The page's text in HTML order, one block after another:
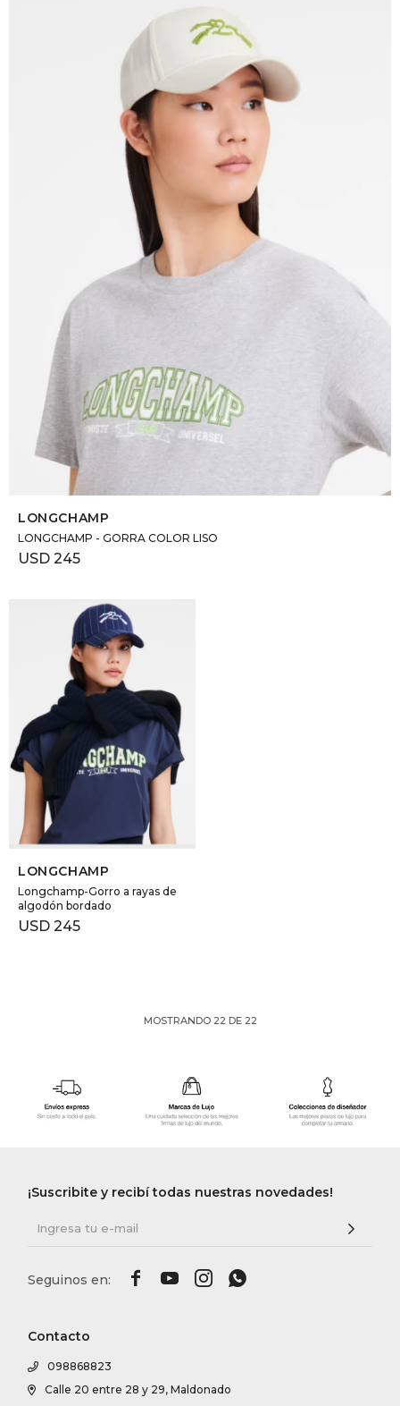
LONGCHAMP
LONGCHAMP - GORRA COLOR LISO
USD 245
SELECCIONAR TALLE
LONGCHAMP
Longchamp-Gorro a rayas de
algodón bordado
USD 245
MOSTRANDO 22 DE 22
Contacto
098868823
Calle 20 entre 28 y 29, Maldonado
¡Suscribite y recibí todas nuestras novedades!
   